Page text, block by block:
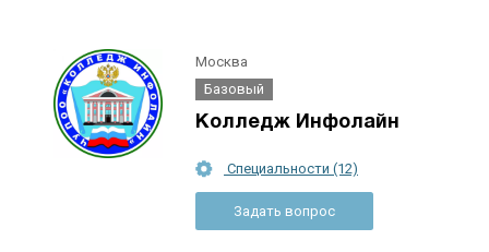
Москва
Базовый
Колледж Инфолайн
Специальности (12)
Задать вопрос